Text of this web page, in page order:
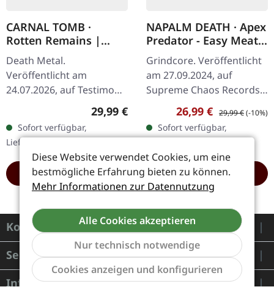
CARNAL TOMB ·
Rotten Remains |
TURQUOISE LP
Death Metal.
Veröffentlicht am
24.07.2026, auf Testimony
Records. Türkisfarbenes
Vinyl mit Frost-Effekt im
Gatefold-Cover. Inklusive
2-seitigem…
Regulärer Preis:
29,99 €
Sofort verfügbar,
Lieferzeit: 1-2 Werktage
HINZUFÜGEN
NAPALM DEATH · Apex
Predator - Easy Meat |
WHITE RED BLACK
SPLATTER LP
Grindcore. Veröffentlicht
am 27.09.2024, auf
Supreme Chaos Records.
Exklusives Splatter-Vinyl
mit 4-seitigem Booklet
und zweiseitigem A2-
Verkaufspreis:
26,99 € Regulärer Preis:
29,99 €(-10%)
Sofort verfügbar,
HINZUFÜGEN
Kontakt
Service
Informationen
Diese Website verwendet Cookies, um eine
bestmögliche Erfahrung bieten zu können.
Mehr Informationen zur Datennutzung
Alle Cookies akzeptieren
Nur technisch notwendige
Cookies anzeigen und konfigurieren